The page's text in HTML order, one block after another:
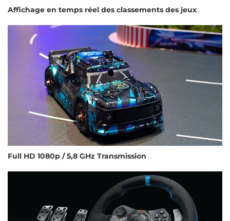
Affichage en temps réel des classements des jeux
Full HD 1080p / 5,8 GHz Transmission